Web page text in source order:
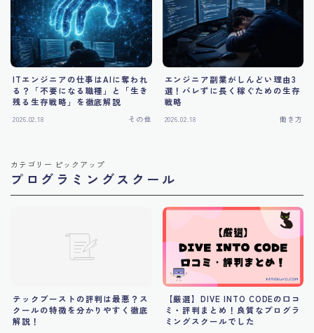
ITエンジニアの仕事はAIに奪われ
る？「不要になる職種」と「生き
残る生存戦略」を徹底解説
2026.02.18 その他
エンジニア副業がしんどい理由3
選！バレずに長く稼ぐための生存
戦略
2026.02.18 働き方
カテゴリー ピックアップ
プログラミングスクール
テックブーストの評判は最悪？ス
クールの特徴を分かりやすく徹底
解説！
【厳選】DIVE INTO CODEの口コ
ミ・評判まとめ！良質なプログラ
ミングスクールでした